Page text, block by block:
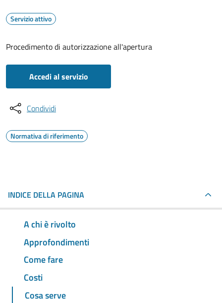
Servizio attivo
Procedimento di autorizzazione all'apertura
Accedi al servizio
Condividi
Normativa di riferimento
INDICE DELLA PAGINA
A chi è rivolto
Approfondimenti
Come fare
Costi
Cosa serve